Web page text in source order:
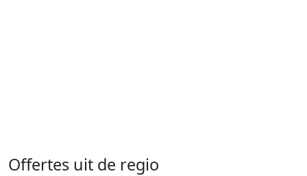
Offertes uit de regio